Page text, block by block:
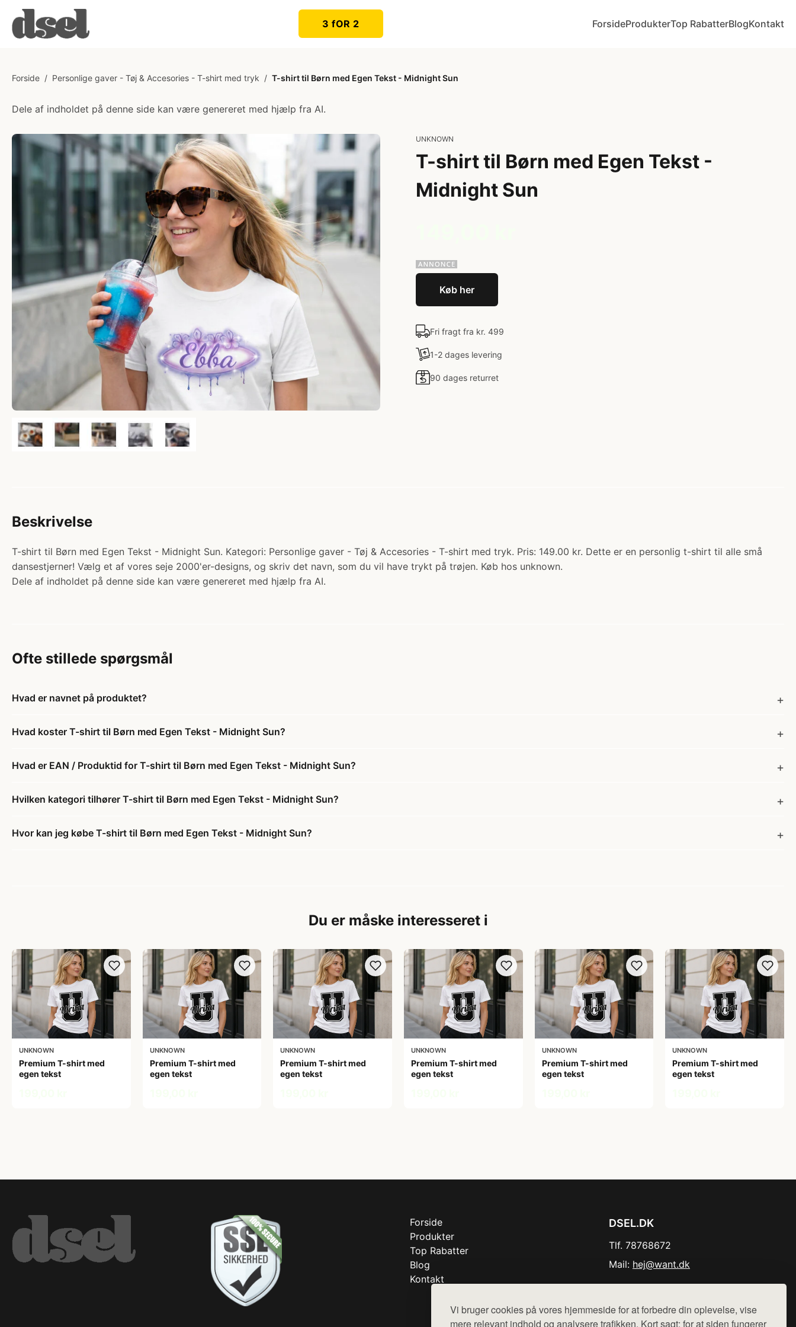
Vi bruger cookies på vores hjemmeside for at forbedre din oplevelse, vise
mere relevant indhold og analysere trafikken. Kort sagt: for at siden fungerer
3 fOR 2 ForsideProdukterTop RabatterBlogKontakt
Forside / Personlige gaver - Tøj & Accesories - T-shirt med tryk / T-shirt til Børn med Egen Tekst - Midnight Sun
Dele af indholdet på denne side kan være genereret med hjælp fra AI.
UNKNOWN
T-shirt til Børn med Egen Tekst -
Midnight Sun
Køb her
Fri fragt fra kr. 499
1-2 dages levering
90 dages returret
Beskrivelse
T-shirt til Børn med Egen Tekst - Midnight Sun. Kategori: Personlige gaver - Tøj & Accesories - T-shirt med tryk. Pris: 149.00 kr. Dette er en personlig t-shirt til alle små
dansestjerner! Vælg et af vores seje 2000'er-designs, og skriv det navn, som du vil have trykt på trøjen. Køb hos unknown.
Dele af indholdet på denne side kan være genereret med hjælp fra AI.
Ofte stillede spørgsmål
Hvad er navnet på produktet?
Hvad koster T-shirt til Børn med Egen Tekst - Midnight Sun?
Hvad er EAN / Produktid for T-shirt til Børn med Egen Tekst - Midnight Sun?
Hvilken kategori tilhører T-shirt til Børn med Egen Tekst - Midnight Sun?
Hvor kan jeg købe T-shirt til Børn med Egen Tekst - Midnight Sun?
Du er måske interesseret i
UNKNOWN
Premium T-shirt med
egen tekst
UNKNOWN
Premium T-shirt med
egen tekst
UNKNOWN
Premium T-shirt med
egen tekst
UNKNOWN
Premium T-shirt med
egen tekst
UNKNOWN
Premium T-shirt med
egen tekst
UNKNOWN
Premium T-shirt med
egen tekst
Forside
Produkter
Top Rabatter
Blog
Kontakt
DSEL.DK
Tlf. 78768672
Mail: hej@want.dk